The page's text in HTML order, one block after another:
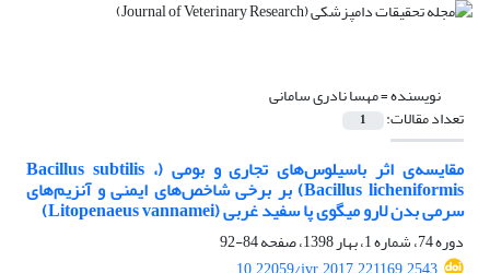
نویسنده =مهسا نادری سامانی
تعداد مقالات: 1
مقایسه‌ی اثر باسیلوس‌های تجاری و بومی (Bacillus subtilis ،
Bacillus licheniformis) بر برخی شاخص‌های ایمنی و آنزیم‌های
سرمی بدن لارو میگوی پا سفید غربی (Litopenaeus vannamei)
دوره 74، شماره 1، بهار 1398، صفحه
84-92